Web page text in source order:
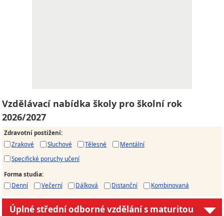
Vzdělávací nabídka školy pro školní rok
2026/2027
Zdravotní postižení:
Zrakové
Sluchové Tělesné
Mentální
Specifické poruchy učení
Forma studia:
Denní
Večerní Dálková Distanční Kombinovaná
Úplné střední odborné vzdělání s maturitou